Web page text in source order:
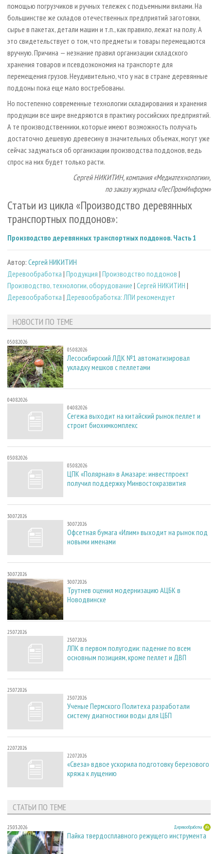
помощью погрузчиков и ручных тележек с подъемными вилами. На
большинстве же складов отечественных предприятий заготовки,
сырье в пакетах, детали машин и т.п., как правило, лежат на полу. А
это свидетельствует о том, что предметы и товары перемещаются
вручную. Причина — незнание правил организации складского
хранения товаров и псевдоэкономия на транспорте для
перемещения грузов. Неудивительно, что у нас в стране деревянные
поддоны пока еще мало востребованы.
Но постепенно современные технологии складирования и хранения
продукции все шире внедряются в практику российских предприятий.
А те производственники, которые имеют возможность получать
достаточно дешевую древесину в значительных объемах, могут уже
сейчас задуматься об организации производства поддонов, ведь
спрос на них будет только расти.
Сергей НИКИТИН, компания «Медиатехнологии»,
по заказу журнала «ЛесПромИнформ»
Статьи из цикла «Производство деревянных
транспортных поддонов»:
Производство деревянных транспортных поддонов. Часть 1
Автор: Сергей НИКИТИН
Деревообработка | Продукция | Производство поддонов |
Производство, технологии, оборудование | Сергей НИКИТИН |
Деревообработка | Деревообработка: ЛПИ рекомендует
НОВОСТИ ПО ТЕМЕ
05.08.2026
05.08.2026
Лесосибирский ЛДК №1 автоматизировал
укладку мешков с пеллетами
04.08.2026
04.08.2026
Сегежа выходит на китайский рынок пеллет и
строит биохимкомплекс
03.08.2026
03.08.2026
ЦПК «Полярная» в Амазаре: инвестпроект
получил поддержку Минвостокразвития
30.07.2026
30.07.2026
Офсетная бумага «Илим» выходит на рынок под
новыми именами
30.07.2026
30.07.2026
Трутнев оценил модернизацию АЦБК в
Новодвинске
23.07.2026
23.07.2026
ЛПК в первом полугодии: падение по всем
основным позициям, кроме пеллет и ДВП
23.07.2026
23.07.2026
Ученые Пермского Политеха разработали
систему диагностики воды для ЦБП
22.07.2026
22.07.2026
«Свеза» вдвое ускорила подготовку березового
кряжа к лущению
СТАТЬИ ПО ТЕМЕ
23.03.2026 Деревообработка
Пайка твердосплавного режущего инструмента